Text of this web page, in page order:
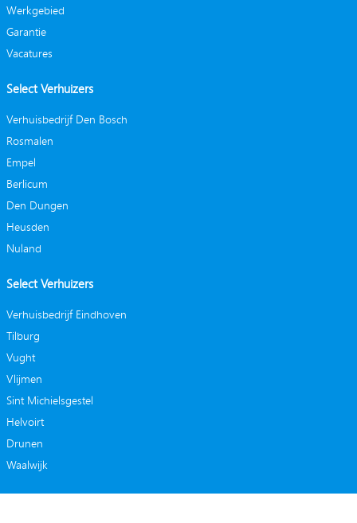
Werkgebied
Garantie
Vacatures
Select Verhuizers
Verhuisbedrijf Den Bosch
Rosmalen
Empel
Berlicum
Den Dungen
Heusden
Nuland
Select Verhuizers
Verhuisbedrijf Eindhoven
Tilburg
Vught
Vlijmen
Sint Michielsgestel
Helvoirt
Drunen
Waalwijk